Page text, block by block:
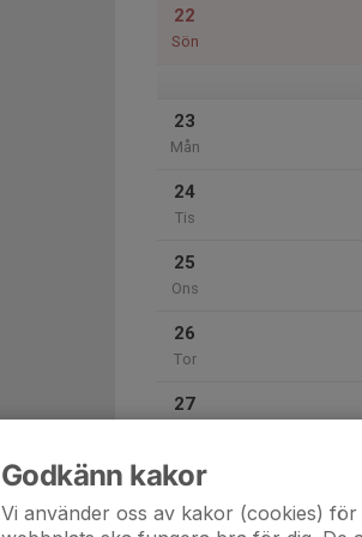
22
Sön
23
Mån
24
Tis
25
Ons
26
Tor
27
28
Godkänn kakor
Vi använder oss av kakor (cookies)